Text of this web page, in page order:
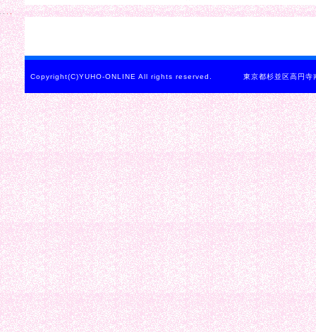
Copyright(C)YUHO-ONLINE All rights reserved. 東京都杉並区高円寺